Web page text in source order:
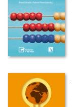
Boletín marzo 2026
Ver todos... (66)